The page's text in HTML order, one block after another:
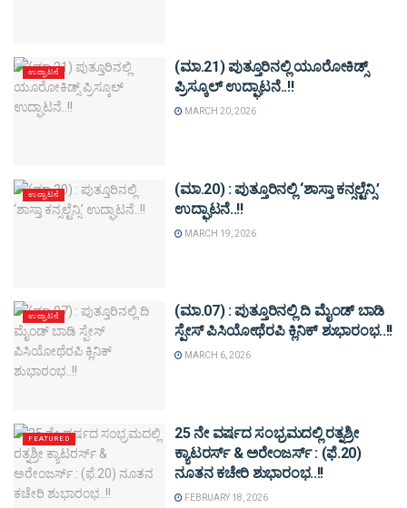
ಉದ್ಘಾಟನೆ
(ಮಾ.21) ಪುತ್ತೂರಿನಲ್ಲಿ ಯೂರೋಕಿಡ್ಸ್
ಪ್ರಿಸ್ಕೂಲ್ ಉದ್ಘಾಟನೆ..!!
MARCH 20, 2026
ಉದ್ಘಾಟನೆ
(ಮಾ.20) : ಪುತ್ತೂರಿನಲ್ಲಿ ‘ಶಾಸ್ತಾ ಕನ್ಸಲ್ಟೆನ್ಸಿ’
ಉದ್ಘಾಟನೆ..!!
MARCH 19, 2026
ಉದ್ಘಾಟನೆ
(ಮಾ.07) : ಪುತ್ತೂರಿನಲ್ಲಿ ದಿ ಮೈಂಡ್ ಬಾಡಿ
ಸ್ಪೇಸ್ ಪಿಸಿಯೋಥೆರಪಿ ಕ್ಲಿನಿಕ್ ಶುಭಾರಂಭ..!!
MARCH 6, 2026
FEATURED
25 ನೇ ವರ್ಷದ ಸಂಭ್ರಮದಲ್ಲಿ ರತ್ನಶ್ರೀ
ಕ್ಯಾಟರರ್ಸ್ & ಅರೇಂಜರ್ಸ್ : (ಫೆ.20)
ನೂತನ ಕಚೇರಿ ಶುಭಾರಂಭ..!!
FEBRUARY 18, 2026